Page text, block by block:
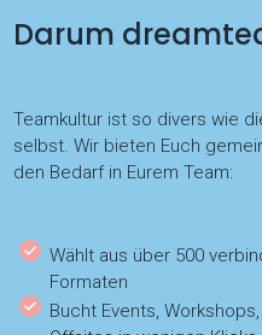
Darum
Teamkultur ist so divers wie
selbst. Wir bieten Euch
den Bedarf in Eurem Team:
Wählt aus über 500
Formaten
Bucht Events,